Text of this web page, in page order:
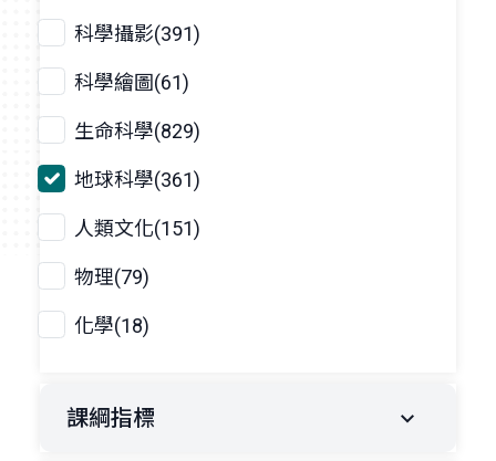
科學攝影(391)
科學繪圖(61)
生命科學(829)
地球科學(361)
人類文化(151)
物理(79)
化學(18)
課綱指標